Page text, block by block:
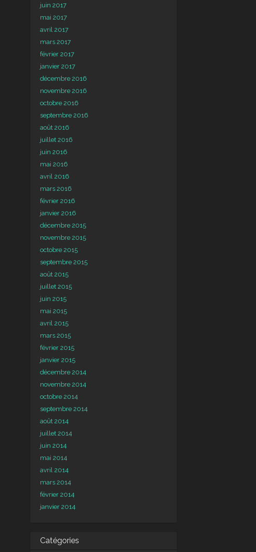
juin 2017
mai 2017
avril 2017
mars 2017
février 2017
janvier 2017
décembre 2016
novembre 2016
octobre 2016
septembre 2016
août 2016
juillet 2016
juin 2016
mai 2016
avril 2016
mars 2016
février 2016
janvier 2016
décembre 2015
novembre 2015
octobre 2015
septembre 2015
août 2015
juillet 2015
juin 2015
mai 2015
avril 2015
mars 2015
février 2015
janvier 2015
décembre 2014
novembre 2014
octobre 2014
septembre 2014
août 2014
juillet 2014
juin 2014
mai 2014
avril 2014
mars 2014
février 2014
janvier 2014
Catégories